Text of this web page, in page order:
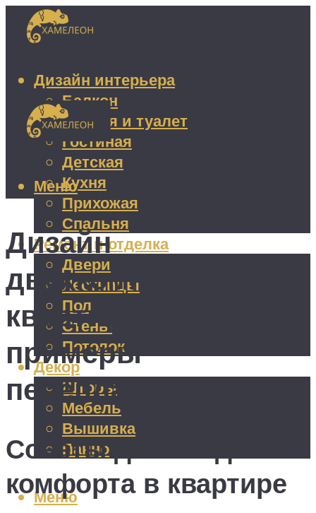
Дизайн интерьера
Балкон
Ванная и туалет
Гостиная
Детская
Кухня
Прихожая
Спальня
Ремонт и отделка
Двери
Лестницы
Пол
Стены
Потолок
Декор
Шторы
Мебель
Вышивка
Панно
Меню
Меню
Дизайн
двухкомнатной
квартиры 44 кв. м:
примеры
перепланировки
Советы для создания
комфорта в квартире